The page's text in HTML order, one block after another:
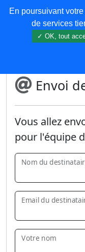
COREMA
Envoi
Vous allez
pour l'équipe
Nom du
Email du
Votre nom
En poursuivant
de services
✓ OK, tout